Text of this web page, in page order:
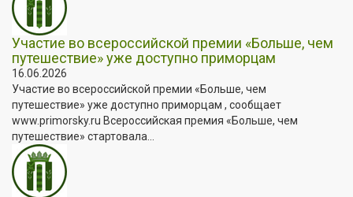
Участие во всероссийской премии «Больше, чем
путешествие» уже доступно приморцам
16.06.2026
Участие во всероссийской премии «Больше, чем
путешествие» уже доступно приморцам , сообщает
www.primorsky.ru Всероссийская премия «Больше, чем
путешествие» стартовала...